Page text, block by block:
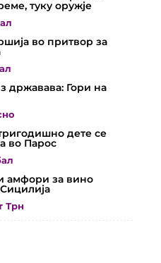
туку оружје
во притвор за
државава: Гори на
дете се
во Парос
амфори за вино
Трн